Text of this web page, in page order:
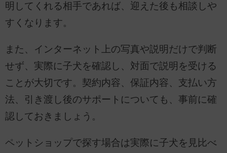
明してくれる相手であれば、迎えた後も相談しや
すくなります。
また、インターネット上の写真や説明だけで判断
せず、実際に子犬を確認し、対面で説明を受ける
ことが大切です。契約内容、保証内容、支払い方
法、引き渡し後のサポートについても、事前に確
認しておきましょう。
ペットショップで探す場合は実際に子犬を見比べ